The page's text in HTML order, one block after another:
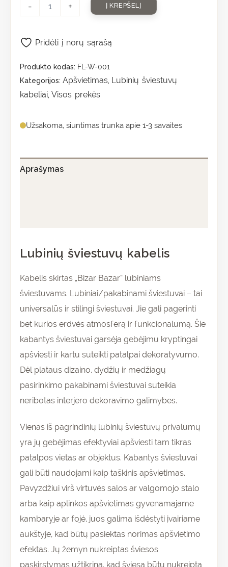
- + Į KREPŠELĮ
Produkto kodas: FL-W-001
Kategorijos: Apšvietimas, Lubinių šviestuvų
kabeliai, Visos prekės
Užsakoma, siuntimas trunka apie 1-3 savaites
Pridėti į norų sąrašą
Aprašymas
Lubinių šviestuvų kabelis
Kabelis skirtas „Bizar Bazar” lubiniams
šviestuvams. Lubiniai/pakabinami šviestuvai – tai
universalūs ir stilingi šviestuvai. Jie gali pagerinti
bet kurios erdvės atmosferą ir funkcionalumą. Šie
kabantys šviestuvai garsėja gebėjimu kryptingai
apšviesti ir kartu suteikti patalpai dekoratyvumo.
Dėl plataus dizaino, dydžių ir medžiagų
pasirinkimo pakabinami šviestuvai suteikia
neribotas interjero dekoravimo galimybes.
Vienas iš pagrindinių lubinių šviestuvų privalumų
yra jų gebėjimas efektyviai apšviesti tam tikras
patalpos vietas ar objektus. Kabantys šviestuvai
gali būti naudojami kaip taškinis apšvietimas.
Pavyzdžiui virš virtuvės salos ar valgomojo stalo
arba kaip aplinkos apšvietimas gyvenamajame
kambaryje ar fojė, juos galima išdėstyti įvairiame
aukštyje, kad būtų pasiektas norimas apšvietimo
efektas. Jų žemyn nukreiptas šviesos
paskirstymas užtikrina, kad šviesa būtų nukreipta